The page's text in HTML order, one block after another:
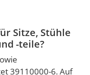
Sitze, Stühle
-teile?
39110000-6. Auf